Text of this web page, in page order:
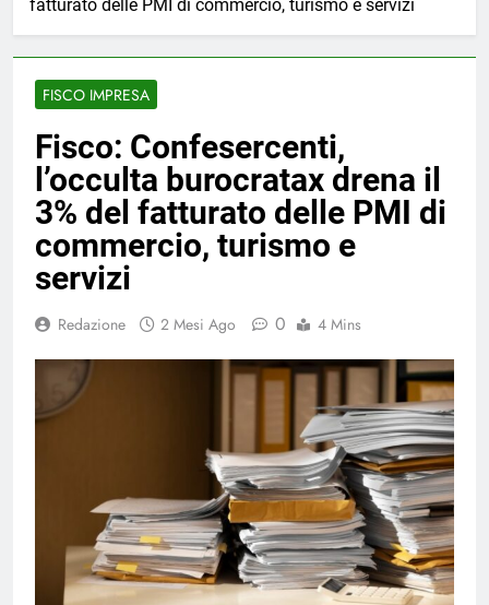
fatturato delle PMI di commercio, turismo e servizi
FISCO IMPRESA
Fisco: Confesercenti,
l’occulta burocratax drena il
3% del fatturato delle PMI di
commercio, turismo e
servizi
Redazione 2 Mesi Ago 0 4 Mins